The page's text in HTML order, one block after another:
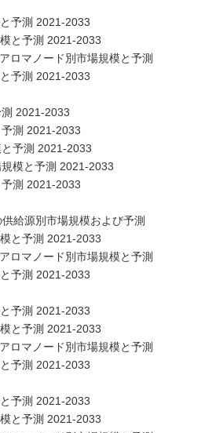
予測 2021-2033
と予測 2021-2033
ロマノード別市場規模と予測
予測 2021-2033
2021-2033
測 2021-2033
予測 2021-2033
模と予測 2021-2033
測 2021-2033
給源別市場規模および予測
と予測 2021-2033
ロマノード別市場規模と予測
予測 2021-2033
予測 2021-2033
と予測 2021-2033
ロマノード別市場規模と予測
予測 2021-2033
予測 2021-2033
と予測 2021-2033